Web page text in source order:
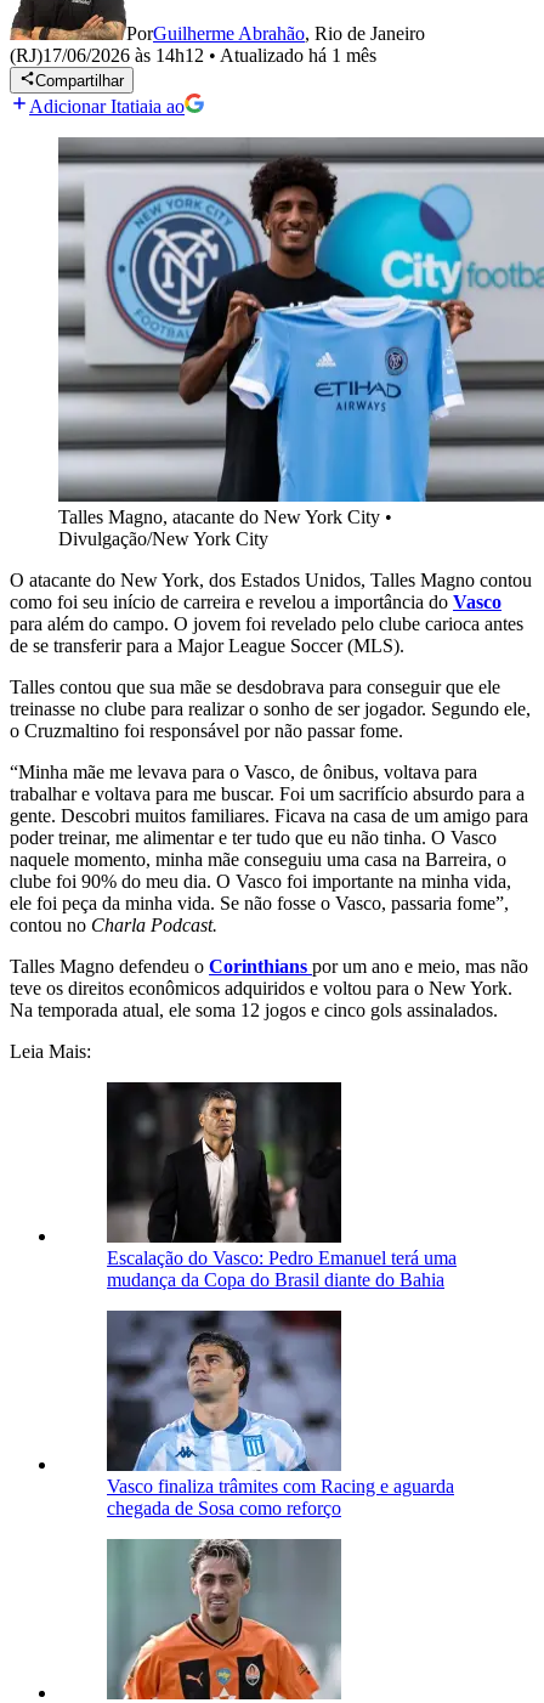
PorGuilherme Abrahão, Rio de Janeiro
(RJ)17/06/2026 às 14h12 • Atualizado há 1 mês
Compartilhar
Adicionar Itatiaia ao
Talles Magno, atacante do New York City •
Divulgação/New York City
O atacante do New York, dos Estados Unidos, Talles Magno contou
como foi seu início de carreira e revelou a importância do Vasco
para além do campo. O jovem foi revelado pelo clube carioca antes
de se transferir para a Major League Soccer (MLS).
Talles contou que sua mãe se desdobrava para conseguir que ele
treinasse no clube para realizar o sonho de ser jogador. Segundo ele,
o Cruzmaltino foi responsável por não passar fome.
“Minha mãe me levava para o Vasco, de ônibus, voltava para
trabalhar e voltava para me buscar. Foi um sacrifício absurdo para a
gente. Descobri muitos familiares. Ficava na casa de um amigo para
poder treinar, me alimentar e ter tudo que eu não tinha. O Vasco
naquele momento, minha mãe conseguiu uma casa na Barreira, o
clube foi 90% do meu dia. O Vasco foi importante na minha vida,
ele foi peça da minha vida. Se não fosse o Vasco, passaria fome”,
contou no Charla Podcast.
Talles Magno defendeu o Corinthians por um ano e meio, mas não
teve os direitos econômicos adquiridos e voltou para o New York.
Na temporada atual, ele soma 12 jogos e cinco gols assinalados.
Leia Mais:
Escalação do Vasco: Pedro Emanuel terá uma
mudança da Copa do Brasil diante do Bahia
Vasco finaliza trâmites com Racing e aguarda
chegada de Sosa como reforço